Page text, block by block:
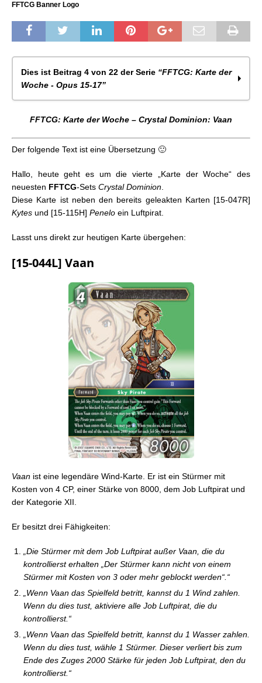
FFTCG Banner Logo
Dies ist Beitrag 4 von 22 der Serie “FFTCG: Karte der
Woche - Opus 15-17”
FFTCG: Karte der Woche – Crystal Dominion: Robel-
FFTCG: Karte der Woche – Crystal Dominion: Nyx
FFTCG: Karte der Woche – Crystal Dominion: Rydia
FFTCG: Karte der Woche – Crystal Dominion: Celes
FFTCG: Karte der Woche – Crystal Dominion: Ardyn
FFTCG: Karte der Woche – Emissaries of Light:
Aerith
FFTCG: Karte der Woche – Emissaries of Light:
Byblos
FFTCG: Karte der Woche – Emissaries of Light:
FFTCG: Karte der Woche – Emissaries of Light:
FFTCG: Karte der Woche – Emissaries of Light:
FFTCG: Karte der Woche – Emissaries of Light:
FFTCG: Karte der Woche – Emissaries of Light:
FFTCG: Karte der Woche – Emissaries of Light:
FFTCG: Karte der Woche – Rebellion’s Call: Noel
FFTCG: Karte der Woche – Rebellion’s Call: Maria
FFTCG: Karte der Woche – Rebellion’s Call:
Glaciela
FFTCG: Karte der Woche – Rebellion’s Call: Serah
FFTCG: Karte der Woche – Rebellion’s Call: Min’U
FFTCG: Karte der Woche – Crystal Dominion: Vaan
Der folgende Text ist eine Übersetzung 🙂
Hallo, heute geht es um die vierte „Karte der Woche“ des
neuesten FFTCG-Sets Crystal Dominion.
Diese Karte ist neben den bereits geleakten Karten [15-047R]
Kytes und [15-115H] Penelo ein Luftpirat.
Lasst uns direkt zur heutigen Karte übergehen:
[15-044L] Vaan
Vaan ist eine legendäre Wind-Karte. Er ist ein Stürmer mit
Kosten von 4 CP, einer Stärke von 8000, dem Job Luftpirat und
der Kategorie XII.
Er besitzt drei Fähigkeiten:
„Die Stürmer mit dem Job Luftpirat außer Vaan, die du
kontrollierst erhalten „Der Stürmer kann nicht von einem
Stürmer mit Kosten von 3 oder mehr geblockt werden“.“
„Wenn Vaan das Spielfeld betritt, kannst du 1 Wind zahlen.
Wenn du dies tust, aktiviere alle Job Luftpirat, die du
kontrollierst.“
„Wenn Vaan das Spielfeld betritt, kannst du 1 Wasser zahlen.
Wenn du dies tust, wähle 1 Stürmer. Dieser verliert bis zum
Ende des Zuges 2000 Stärke für jeden Job Luftpirat, den du
kontrollierst.“